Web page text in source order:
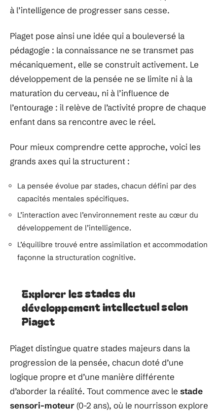
à l’intelligence de progresser sans cesse.
Piaget pose ainsi une idée qui a bouleversé la
pédagogie : la connaissance ne se transmet pas
mécaniquement, elle se construit activement. Le
développement de la pensée ne se limite ni à la
maturation du cerveau, ni à l’influence de
l’entourage : il relève de l’activité propre de chaque
enfant dans sa rencontre avec le réel.
Pour mieux comprendre cette approche, voici les
grands axes qui la structurent :
La pensée évolue par stades, chacun défini par des
capacités mentales spécifiques.
L’interaction avec l’environnement reste au cœur du
développement de l’intelligence.
L’équilibre trouvé entre assimilation et accommodation
façonne la structuration cognitive.
Explorer les stades du
développement intellectuel selon
Piaget
Piaget distingue quatre stades majeurs dans la
progression de la pensée, chacun doté d’une
logique propre et d’une manière différente
d’aborder la réalité. Tout commence avec le stade
sensori-moteur(0-2 ans), où le nourrisson explore